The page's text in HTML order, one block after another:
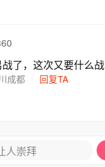
战了，这次又要什么战
成都 回复TA
人崇拜